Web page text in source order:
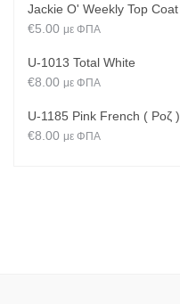
Jackie O' Weekly Top Coat
€5.00 με ΦΠΑ
U-1013 Total White
€8.00 με ΦΠΑ
U-1185 Pink French ( Ροζ )
€8.00 με ΦΠΑ